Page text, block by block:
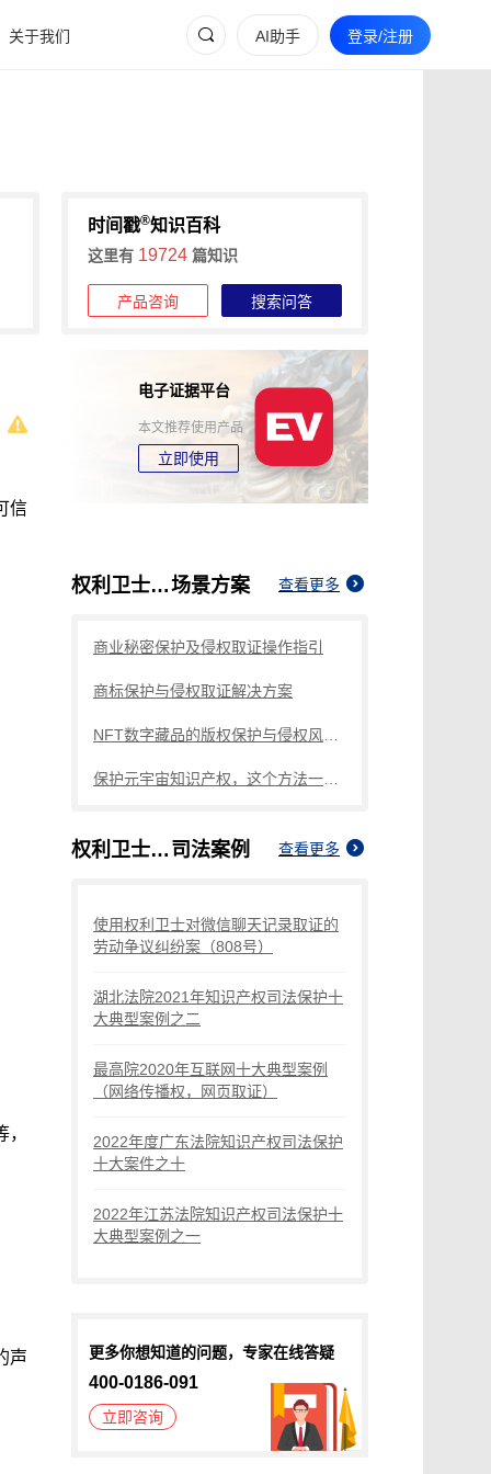
关于我们 AI助手 登录/注册
时间戳®知识百科
这里有 19724 篇知识
产品咨询 搜索问答
信
声
电子证据平台
本文推荐使用产品
立即使用
权利卫士录屏取证过程场景方案 查看更多
商业秘密保护及侵权取证操作指引
商标保护与侵权取证解决方案
权利卫士录屏取证过程 司法案例 查看更多
使用权利卫士对微信聊天记录取证的
劳动争议纠纷案（808号）
湖北法院2021年知识产权司法保护十
大典型案例之二
最高院2020年互联网十大典型案例
（网络传播权，网页取证）
2022年度广东法院知识产权司法保护
十大案件之十
2022年江苏法院知识产权司法保护十
大典型案例之一
更多你想知道的问题，专家在线答疑
400-0186-091
立即咨询